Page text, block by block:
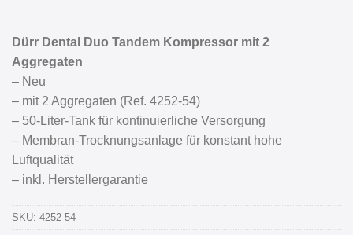
Dürr Dental Duo Tandem Kompressor mit 2
Aggregaten
– Neu
– mit 2 Aggregaten (Ref. 4252-54)
– 50-Liter-Tank für kontinuierliche Versorgung
– Membran-Trocknungsanlage für konstant hohe
Luftqualität
– inkl. Herstellergarantie
SKU: 4252-54